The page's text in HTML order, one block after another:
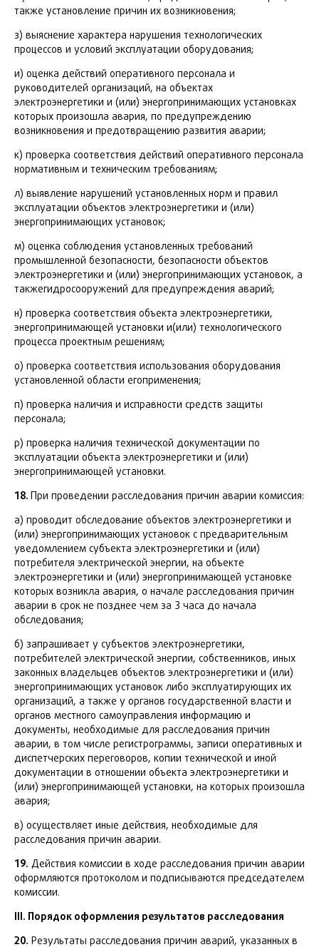
также установление причин их возникновения;
з) выяснение характера нарушения технологических
процессов и условий эксплуатации оборудования;
и) оценка действий оперативного персонала и
руководителей организаций, на объектах
электроэнергетики и (или) энергопринимающих установках
которых произошла авария, по предупреждению
возникновения и предотвращению развития аварии;
к) проверка соответствия действий оперативного персонала
нормативным и техническим требованиям;
л) выявление нарушений установленных норм и правил
эксплуатации объектов электроэнергетики и (или)
энергопринимающих установок;
м) оценка соблюдения установленных требований
промышленной безопасности, безопасности объектов
электроэнергетики и (или) энергопринимающих установок, а
такжегидросооружений для предупреждения аварий;
н) проверка соответствия объекта электроэнергетики,
энергопринимающей установки и(или) технологического
процесса проектным решениям;
о) проверка соответствия использования оборудования
установленной области егоприменения;
п) проверка наличия и исправности средств защиты
персонала;
р) проверка наличия технической документации по
эксплуатации объекта электроэнергетики и (или)
энергопринимающей установки.
18. При проведении расследования причин аварии комиссия:
а) проводит обследование объектов электроэнергетики и
(или) энергопринимающих установок с предварительным
уведомлением субъекта электроэнергетики и (или)
потребителя электрической энергии, на объекте
электроэнергетики и (или) энергопринимающей установке
которых возникла авария, о начале расследования причин
аварии в срок не позднее чем за 3 часа до начала
обследования;
б) запрашивает у субъектов электроэнергетики,
потребителей электрической энергии, собственников, иных
законных владельцев объектов электроэнергетики и (или)
энергопринимающих установок либо эксплуатирующих их
организаций, а также у органов государственной власти и
органов местного самоуправления информацию и
документы, необходимые для расследования причин
аварии, в том числе регистрограммы, записи оперативных и
диспетчерских переговоров, копии технической и иной
документации в отношении объекта электроэнергетики и
(или) энергопринимающей установки, на которых произошла
авария;
в) осуществляет иные действия, необходимые для
расследования причин аварии.
19. Действия комиссии в ходе расследования причин аварии
оформляются протоколом и подписываются председателем
комиссии.
III. Порядок оформления результатов расследования
20. Результаты расследования причин аварий, указанных в